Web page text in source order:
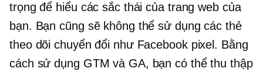
trọng để hiểu các sắc thái của trang web của
bạn. Bạn cũng sẽ không thể sử dụng các thẻ
theo dõi chuyển đổi như Facebook pixel. Bằng
cách sử dụng GTM và GA, bạn có thể thu thập